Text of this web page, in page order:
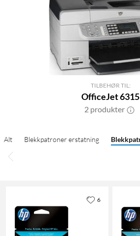
TILBEHØR TIL:
OfficeJet 6315
2 produkter
Alt Blekkpatroner erstatning
6